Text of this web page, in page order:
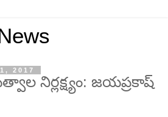
2017
నిర్లక్ష్యం: జయప్రకాష్